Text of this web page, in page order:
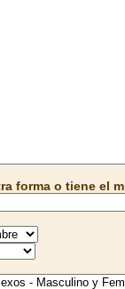
forma o tiene el